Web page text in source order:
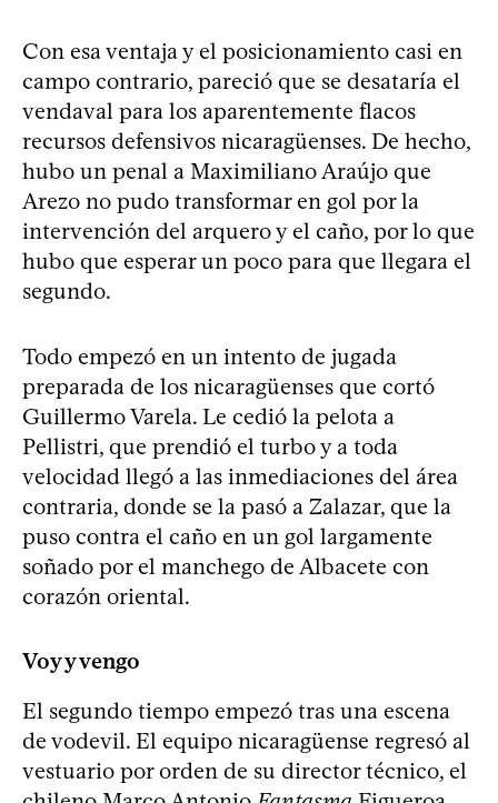
Con esa ventaja y el posicionamiento casi en
campo contrario, pareció que se desataría el
vendaval para los aparentemente flacos
recursos defensivos nicaragüenses. De hecho,
hubo un penal a Maximiliano Araújo que
Arezo no pudo transformar en gol por la
intervención del arquero y el caño, por lo que
hubo que esperar un poco para que llegara el
segundo.
Todo empezó en un intento de jugada
preparada de los nicaragüenses que cortó
Guillermo Varela. Le cedió la pelota a
Pellistri, que prendió el turbo y a toda
velocidad llegó a las inmediaciones del área
contraria, donde se la pasó a Zalazar, que la
puso contra el caño en un gol largamente
soñado por el manchego de Albacete con
corazón oriental.
Voy y vengo
El segundo tiempo empezó tras una escena
de vodevil. El equipo nicaragüense regresó al
vestuario por orden de su director técnico, el